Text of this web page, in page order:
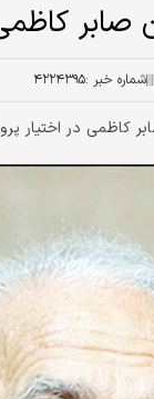
صابر
شماره خبر :۴۲۲۴۳۹۵
کاظمی در اختیار